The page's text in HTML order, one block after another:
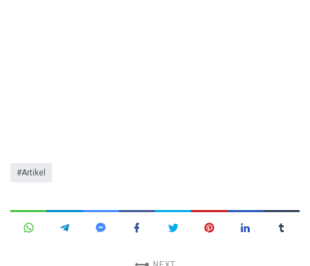
Artikel